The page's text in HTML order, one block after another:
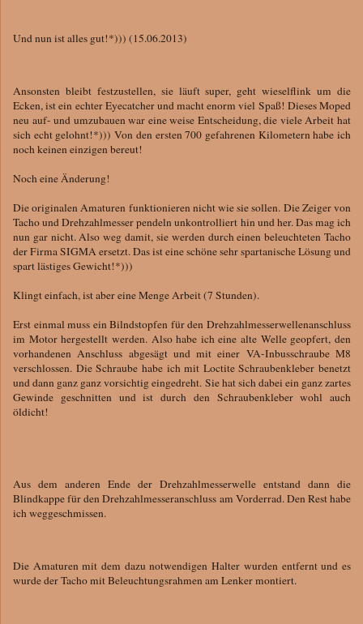
Und nun ist alles gut!*))) (15.06.2013)
Ansonsten bleibt festzustellen, sie läuft super, geht wieselflink um die
Ecken, ist ein echter Eyecatcher und macht enorm viel Spaß! Dieses Moped
neu auf- und umzubauen war eine weise Entscheidung, die viele Arbeit hat
sich echt gelohnt!*))) Von den ersten 700 gefahrenen Kilometern habe ich
noch keinen einzigen bereut!
Noch eine Änderung!
Die originalen Amaturen funktionieren nicht wie sie sollen. Die Zeiger von
Tacho und Drehzahlmesser pendeln unkontrolliert hin und her. Das mag ich
nun gar nicht. Also weg damit, sie werden durch einen beleuchteten Tacho
der Firma SIGMA ersetzt. Das ist eine schöne sehr spartanische Lösung und
spart lästiges Gewicht!*)))
Klingt einfach, ist aber eine Menge Arbeit (7 Stunden).
Erst einmal muss ein Bilndstopfen für den Drehzahlmesserwellenanschluss
im Motor hergestellt werden. Also habe ich eine alte Welle geopfert, den
vorhandenen Anschluss abgesägt und mit einer VA-Inbusschraube M8
verschlossen. Die Schraube habe ich mit Loctite Schraubenkleber benetzt
und dann ganz ganz vorsichtig eingedreht. Sie hat sich dabei ein ganz zartes
Gewinde geschnitten und ist durch den Schraubenkleber wohl auch
öldicht!
Aus dem anderen Ende der Drehzahlmesserwelle entstand dann die
Blindkappe für den Drehzahlmesseranschluss am Vorderrad. Den Rest habe
ich weggeschmissen.
Die Amaturen mit dem dazu notwendigen Halter wurden entfernt und es
wurde der Tacho mit Beleuchtungsrahmen am Lenker montiert.